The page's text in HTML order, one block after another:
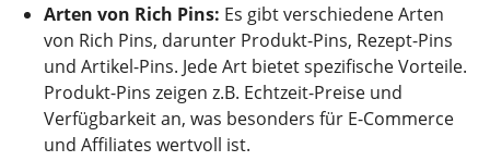
Arten von Rich Pins: Es gibt verschiedene Arten
von Rich Pins, darunter Produkt-Pins, Rezept-Pins
und Artikel-Pins. Jede Art bietet spezifische Vorteile.
Produkt-Pins zeigen z.B. Echtzeit-Preise und
Verfügbarkeit an, was besonders für E-Commerce
und Affiliates wertvoll ist.